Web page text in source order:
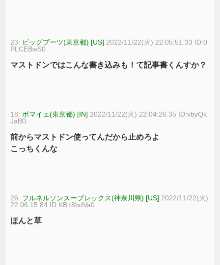
23: ビッグブーツ(東京都) [US] 2022/11/22(火) 22:05:51.33 ID:0
PLCEBwS0
マストドンではこんな書き込みも！て記事書くんすか？
18: ボマイェ(東京都) [IN] 2022/11/22(火) 22:04:26.35 ID:vbyQk
JaB0
前からマストドン使ってんだから止めろよ
こっちくんな
26: フルネルソンスープレックス(神奈川県) [US] 2022/11/22(火)
22:06:15.84 ID:KB+8bdVa0
ほんと草